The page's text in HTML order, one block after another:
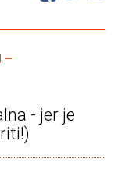
–
- jer je